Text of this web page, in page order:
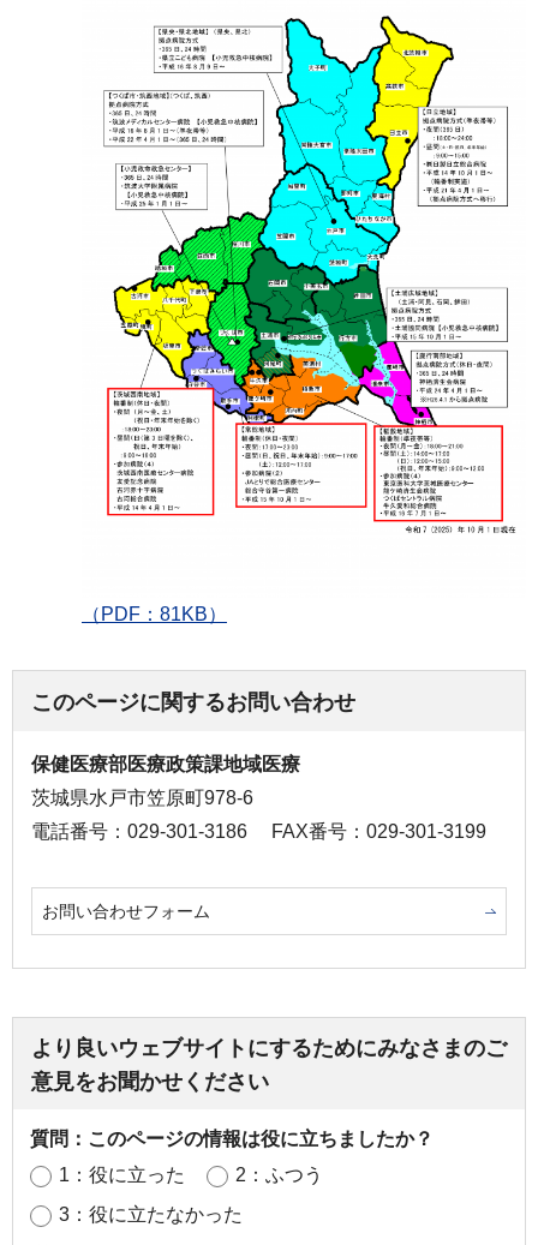
（PDF：81KB）
このページに関するお問い合わせ
保健医療部医療政策課地域医療
茨城県水戸市笠原町978-6
電話番号：029-301-3186
FAX番号：029-301-3199
お問い合わせフォーム
より良いウェブサイトにするためにみなさまのご
意見をお聞かせください
質問：このページの情報は役に立ちましたか？
1：役に立った
2：ふつう
3：役に立たなかった